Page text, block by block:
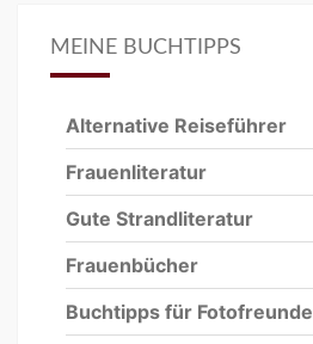
MEINE BUCHTIPPS
Alternative Reiseführer
Frauenliteratur
Gute Strandliteratur
Frauenbücher
Buchtipps für Fotofreunde